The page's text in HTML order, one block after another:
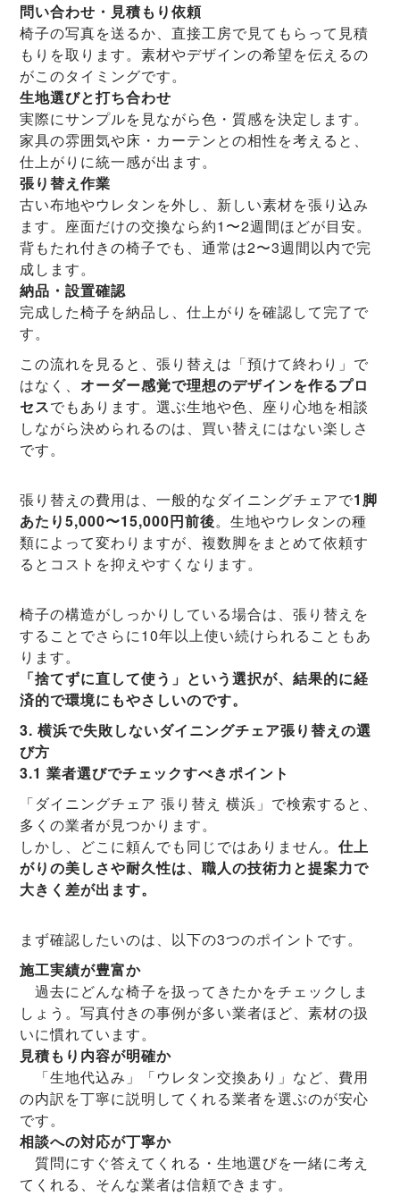
問い合わせ・見積もり依頼
椅子の写真を送るか、直接工房で見てもらって見積
もりを取ります。素材やデザインの希望を伝えるの
がこのタイミングです。
生地選びと打ち合わせ
実際にサンプルを見ながら色・質感を決定します。
家具の雰囲気や床・カーテンとの相性を考えると、
仕上がりに統一感が出ます。
張り替え作業
古い布地やウレタンを外し、新しい素材を張り込み
ます。座面だけの交換なら約1〜2週間ほどが目安。
背もたれ付きの椅子でも、通常は2〜3週間以内で完
成します。
納品・設置確認
完成した椅子を納品し、仕上がりを確認して完了で
す。
この流れを見ると、張り替えは「預けて終わり」で
はなく、 オーダー感覚で理想のデザインを作るプロ
セスでもあります。選ぶ生地や色、座り心地を相談
しながら決められるのは、買い替えにはない楽しさ
です。
張り替えの費用は、一般的なダイニングチェアで1脚
あたり5,000〜15,000円前後。生地やウレタンの種
類によって変わりますが、複数脚をまとめて依頼す
るとコストを抑えやすくなります。
椅子の構造がしっかりしている場合は、張り替えを
することでさらに10年以上使い続けられることもあ
ります。
「捨てずに直して使う」という選択が、結果的に経
済的で環境にもやさしいのです。
3. 横浜で失敗しないダイニングチェア張り替えの選
び方
3.1 業者選びでチェックすべきポイント
「ダイニングチェア 張り替え 横浜」で検索すると、
多くの業者が見つかります。
しかし、どこに頼んでも同じではありません。仕上
がりの美しさや耐久性は、職人の技術力と提案力で
大きく差が出ます。
まず確認したいのは、以下の3つのポイントです。
施工実績が豊富か
過去にどんな椅子を扱ってきたかをチェックしま
しょう。写真付きの事例が多い業者ほど、素材の扱
いに慣れています。
見積もり内容が明確か
「生地代込み」「ウレタン交換あり」など、費用
の内訳を丁寧に説明してくれる業者を選ぶのが安心
です。
相談への対応が丁寧か
質問にすぐ答えてくれる・生地選びを一緒に考え
てくれる、そんな業者は信頼できます。